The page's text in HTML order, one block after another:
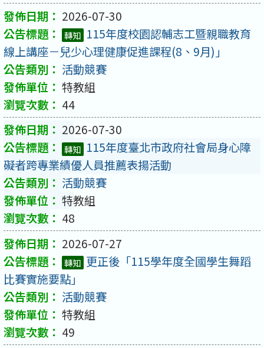
2026-07-30
轉知 115年度校園認輔志工暨親職教育
線上講座－兒少心理健康促進課程(8、9月)」
活動競賽
特教組
44
2026-07-30
轉知 115年度臺北市政府社會局身心障
礙者跨專業績優人員推薦表揚活動
活動競賽
特教組
48
2026-07-27
轉知 更正後「115學年度全國學生舞蹈
比賽實施要點」
活動競賽
特教組
49